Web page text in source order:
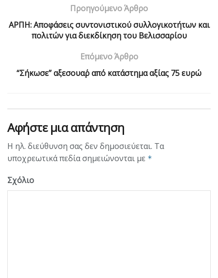
Προηγούμενο Άρθρο
ΑΡΠΗ: Αποφάσεις συντονιστικού συλλογικοτήτων και
πολιτών για διεκδίκηση του Βελισσαρίου
Επόμενο Άρθρο
“Σήκωσε” αξεσουα΄ρ από κατάστημα αξίας 75 ευρώ
Αφήστε μια απάντηση
Η ηλ. διεύθυνση σας δεν δημοσιεύεται. Τα
υποχρεωτικά πεδία σημειώνονται με *
Σχόλιο